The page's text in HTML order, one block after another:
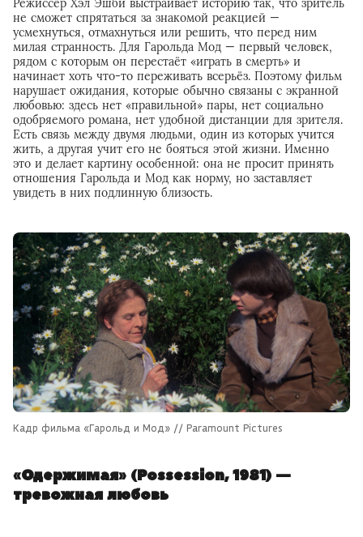
Режиссёр Хэл Эшби выстраивает историю так, что зритель
не сможет спрятаться за знакомой реакцией —
усмехнуться, отмахнуться или решить, что перед ним
милая странность. Для Гарольда Мод — первый человек,
рядом с которым он перестаёт «играть в смерть» и
начинает хоть что-то переживать всерьёз. Поэтому фильм
нарушает ожидания, которые обычно связаны с экранной
любовью: здесь нет «правильной» пары, нет социально
одобряемого романа, нет удобной дистанции для зрителя.
Есть связь между двумя людьми, один из которых учится
жить, а другая учит его не бояться этой жизни. Именно
это и делает картину особенной: она не просит принять
отношения Гарольда и Мод как норму, но заставляет
увидеть в них подлинную близость.
Кадр фильма «Гарольд и Мод» // Paramount Pictures
«Одержимая» (Possession, 1981) —
тревожная любовь